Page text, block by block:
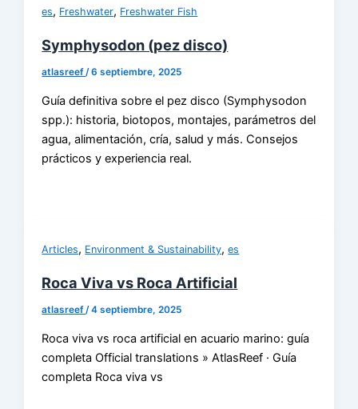
es, Freshwater, Freshwater Fish
Symphysodon (pez disco)
atlasreef/6 septiembre, 2025
Guía definitiva sobre el pez disco (Symphysodon
spp.): historia, biotopos, montajes, parámetros del
agua, alimentación, cría, salud y más. Consejos
prácticos y experiencia real.
Articles, Environment & Sustainability,es
Roca Viva vs Roca Artificial
atlasreef/4 septiembre, 2025
Roca viva vs roca artificial en acuario marino: guía
completa Official translations » AtlasReef · Guía
completa Roca viva vs